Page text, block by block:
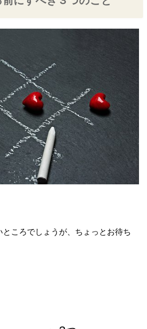
ところでしょうが、ちょっとお待ち